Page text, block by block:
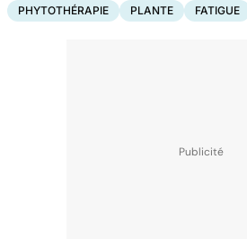
PHYTOTHÉRAPIE PLANTE FATIGUE